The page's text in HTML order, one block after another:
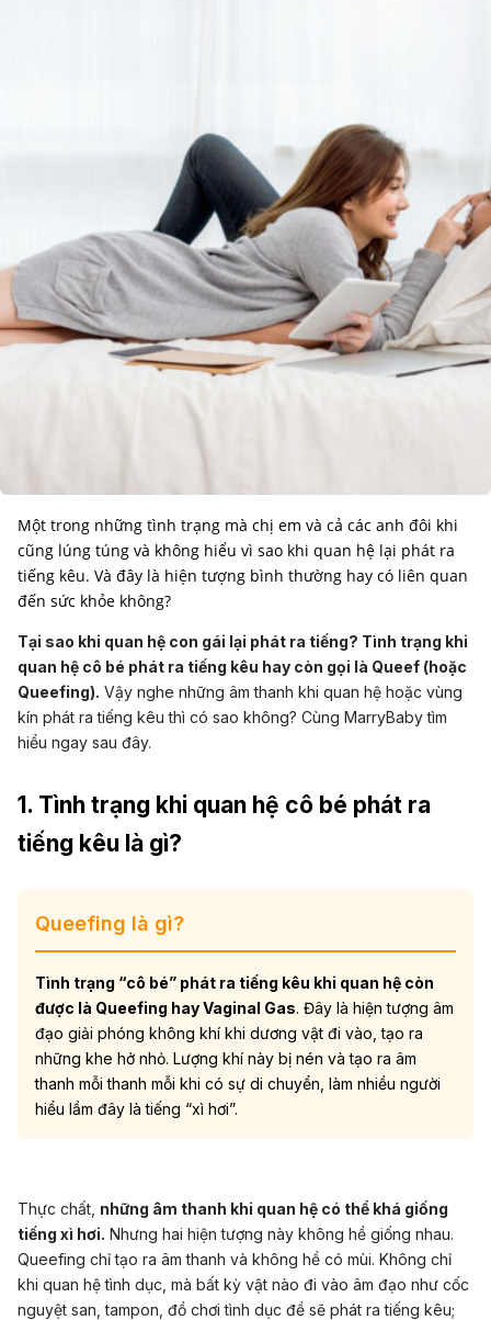
Một trong những tình trạng mà chị em và cả các anh đôi khi
cũng lúng túng và không hiểu vì sao khi quan hệ lại phát ra
tiếng kêu. Và đây là hiện tượng bình thường hay có liên quan
đến sức khỏe không?
Tại sao khi quan hệ con gái lại phát ra tiếng? Tình trạng khi
quan hệ cô bé phát ra tiếng kêu hay còn gọi là Queef (hoặc
Queefing). Vậy nghe những âm thanh khi quan hệ hoặc vùng
kín phát ra tiếng kêu thì có sao không? Cùng MarryBaby tìm
hiểu ngay sau đây.
1. Tình trạng khi quan hệ cô bé phát ra
tiếng kêu là gì?
Queefing là gì?
Tình trạng “cô bé” phát ra tiếng kêu khi quan hệ còn
được là Queefing hay Vaginal Gas. Đây là hiện tượng âm
đạo giải phóng không khí khi dương vật đi vào, tạo ra
những khe hở nhỏ. Lượng khí này bị nén và tạo ra âm
thanh mỗi thanh mỗi khi có sự di chuyển, làm nhiều người
hiểu lầm đây là tiếng “xì hơi”.
Thực chất, những âm thanh khi quan hệ có thể khá giống
tiếng xì hơi. Nhưng hai hiện tượng này không hề giống nhau.
Queefing chỉ tạo ra âm thanh và không hề có mùi. Không chỉ
khi quan hệ tình dục, mà bất kỳ vật nào đi vào âm đạo như cốc
nguyệt san, tampon, đồ chơi tình dục đề sẽ phát ra tiếng kêu;